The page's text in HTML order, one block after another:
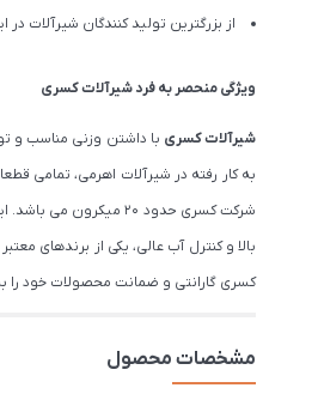
از بزرگترین تولید کنندگان شیرآلات در
ویژگی منحصر به فرد شیرآلات کسری
شیرآلات کسری با داشتن وزنی مناسب و
به کار رفته در شیرآلات اهرمی، تمامی
شرکت کسری حدود ۲۰
بالا و کنترل آب عالی، یکی از برندهای
کسری گارانتی و ضمانت محصولات خود را به 10 سال افزایش داده
مشخصات محصول